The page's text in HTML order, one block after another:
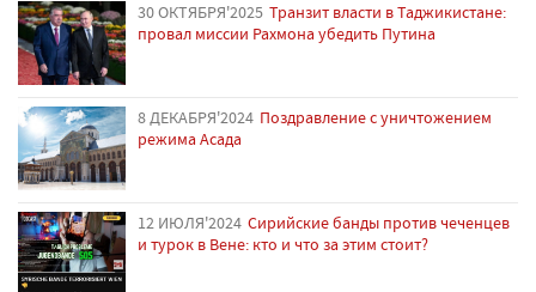
30 ОКТЯБРЯ'2025 Транзит власти в Таджикистане:
провал миссии Рахмона убедить Путина
8 ДЕКАБРЯ'2024 Поздравление с уничтожением
режима Асада
12 ИЮЛЯ'2024 Сирийские банды против чеченцев
и турок в Вене: кто и что за этим стоит?